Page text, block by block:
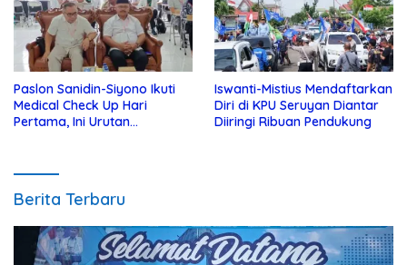
Paslon Sanidin-Siyono Ikuti
Medical Check Up Hari
Pertama, Ini Urutan
Iswanti-Mistius Mendaftarkan
Diri di KPU Seruyan Diantar
Diiringi Ribuan Pendukung
Berita Terbaru